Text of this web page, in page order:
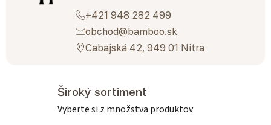
+421 948 282 499
obchod@bamboo.sk
Cabajská 42, 949 01 Nitra
Široký sortiment
Vyberte si z množstva produktov